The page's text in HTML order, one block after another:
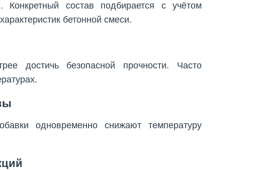
Конкретный состав подбирается с учётом
бетонной смеси.
достичь безопасной прочности. Часто
одновременно снижают температуру